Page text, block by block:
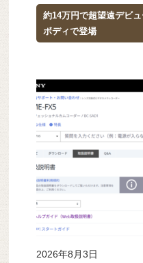
約14万円で超望遠デビ
ボディで登場
2026年8月3日